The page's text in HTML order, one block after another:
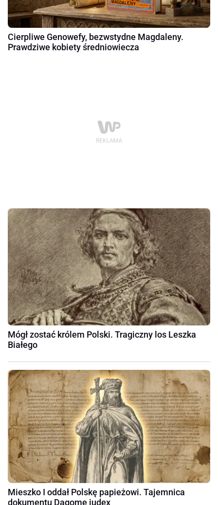
Cierpliwe Genowefy, bezwstydne Magdaleny.
Prawdziwe kobiety średniowiecza
Mógł zostać królem Polski. Tragiczny los Leszka
Białego
Mieszko I oddał Polskę papieżowi. Tajemnica
dokumentu Dagome iudex